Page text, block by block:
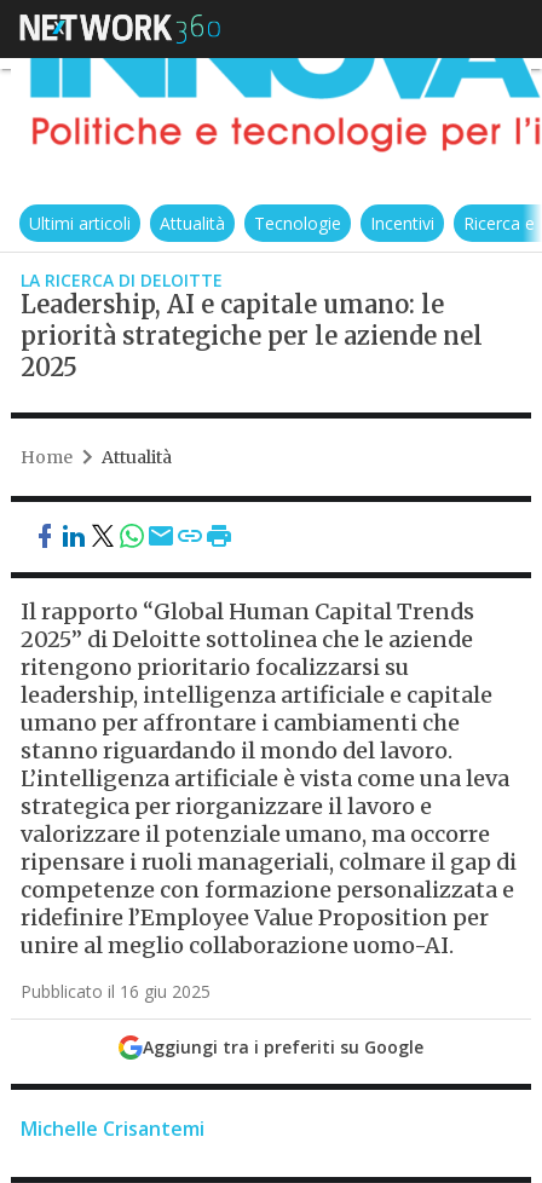
Ultimi articoli Attualità Tecnologie Incentivi Ricerca
LA RICERCA DI DELOITTE
Leadership, AI e capitale umano: le
priorità strategiche per le aziende nel
2025
Home Attualità
Il rapporto “Global Human Capital Trends
2025” di Deloitte sottolinea che le aziende
ritengono prioritario focalizzarsi su
leadership, intelligenza artificiale e capitale
umano per affrontare i cambiamenti che
stanno riguardando il mondo del lavoro.
L’intelligenza artificiale è vista come una leva
strategica per riorganizzare il lavoro e
valorizzare il potenziale umano, ma occorre
ripensare i ruoli manageriali, colmare il gap di
competenze con formazione personalizzata e
ridefinire l’Employee Value Proposition per
unire al meglio collaborazione uomo-AI.
Pubblicato il 16 giu 2025
Aggiungi tra i preferiti su Google
Michelle Crisantemi